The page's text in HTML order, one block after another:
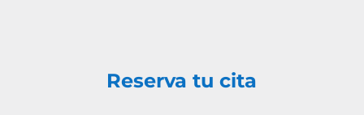
Reserva tu cita